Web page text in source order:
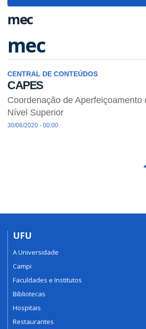
mec
mec
CENTRAL DE CONTEÚDOS
CAPES
Coordenação de Aperfeiçoamento
Nível Superior
30/06/2020 - 00:00
UFU
A Universidade
Campi
Faculdades e Institutos
Bibliotecas
Hospitais
Restaurantes